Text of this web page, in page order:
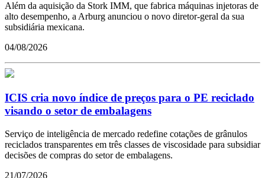
Além da aquisição da Stork IMM, que fabrica máquinas injetoras de
alto desempenho, a Arburg anunciou o novo diretor-geral da sua
subsidiária mexicana.
04/08/2026
ICIS cria novo índice de preços para o PE reciclado
visando o setor de embalagens
Serviço de inteligência de mercado redefine cotações de grânulos
reciclados transparentes em três classes de viscosidade para subsidiar
decisões de compras do setor de embalagens.
21/07/2026